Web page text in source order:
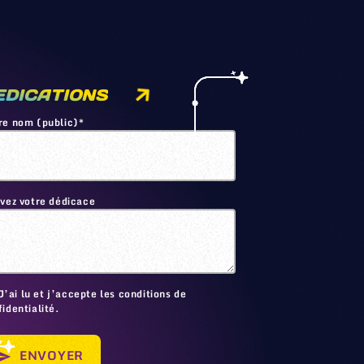
nom (public)*
votre dédicace
lu et j’accepte les conditions de
ENVOYER